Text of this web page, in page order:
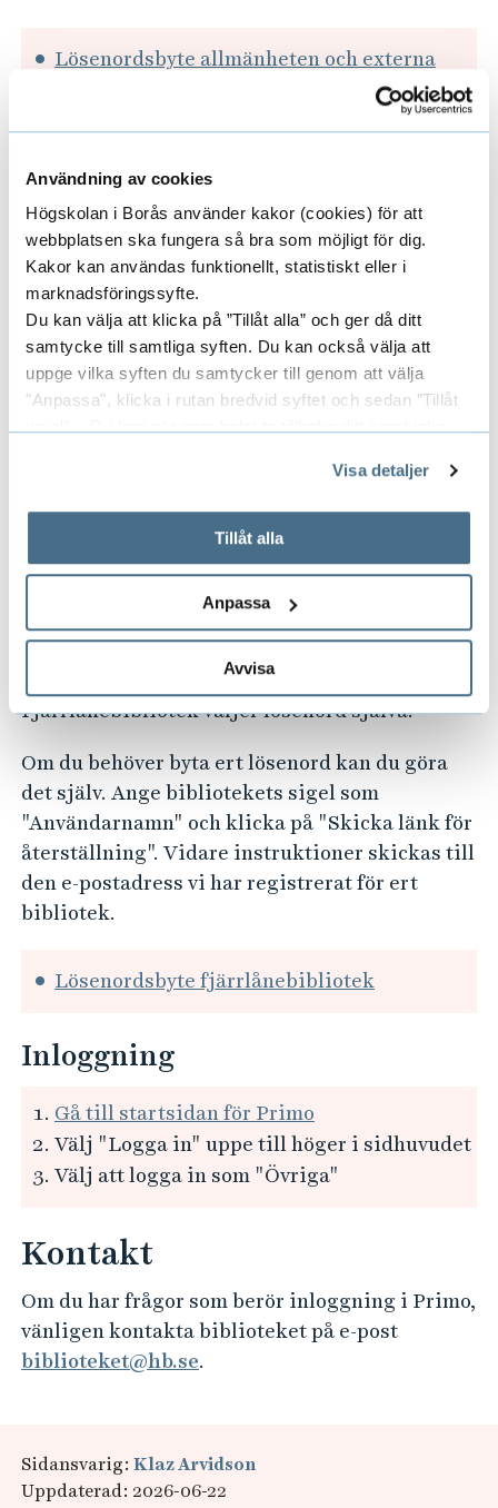
Användning av cookies
Högskolan i Borås använder kakor (cookies) för att
webbplatsen ska fungera så bra som möjligt för dig.
Kakor kan användas funktionellt, statistiskt eller i
marknadsföringssyfte.
Du kan välja att klicka på ”Tillåt alla” och ger då ditt
samtycke till samtliga syften. Du kan också välja att
uppge vilka syften du samtycker till genom att välja
"Anpassa", klicka i rutan bredvid syftet och sedan ”Tillåt
används och hur vi och våra leverantörer inhämtar och
behandlar personuppgifter.
Visa detaljer
Tillåt alla
Anpassa
Avvisa
Lösenordsbyte allmänheten och externa
Inloggning
Gå till startsidan för Primo
Välj "Logga in" uppe till höger i sidhuvudet
Välj att logga in som "Övriga"
Fjärrlånebibliotek
Användarnamn
Du loggar in med bibliotekets sigel som
precis som det finns registrerat hos Kungliga
Biblioteket. Så här skriver du användarnamn:
Sigel-Hib. Kontaktaill@hb.seom du inte vet
Fjärrlånebibliotek väljer lösenord själva.
Om du behöver byta ert lösenord kan du göra
det själv. Ange bibliotekets sigel som
"Användarnamn" och klicka på "Skicka länk för
återställning". Vidare instruktioner skickas till
den e-postadress vi har registrerat för ert
bibliotek.
Lösenordsbyte fjärrlånebibliotek
Inloggning
Gå till startsidan för Primo
Välj "Logga in" uppe till höger i sidhuvudet
Välj att logga in som "Övriga"
Kontakt
Om du har frågor som berör inloggning i Primo,
vänligen kontakta biblioteket på e-post
biblioteket@hb.se.
Sidansvarig: Klaz Arvidson
Uppdaterad: 2026-06-22